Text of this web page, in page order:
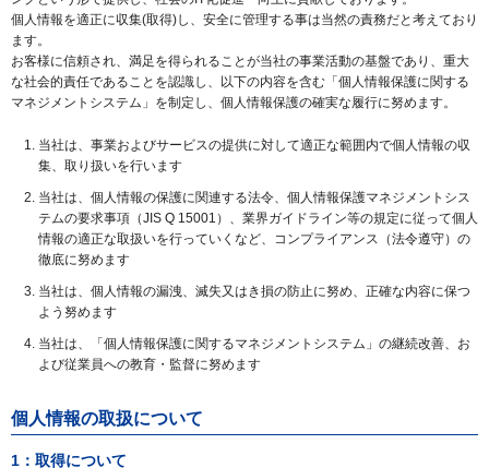
個人情報を適正に収集(取得)し、安全に管理する事は当然の責務だと考えており
ます。
お客様に信頼され、満足を得られることが当社の事業活動の基盤であり、重大
な社会的責任であることを認識し、以下の内容を含む「個人情報保護に関する
マネジメントシステム」を制定し、個人情報保護の確実な履行に努めます。
当社は、事業およびサービスの提供に対して適正な範囲内で個人情報の収
集、取り扱いを行います
当社は、個人情報の保護に関連する法令、個人情報保護マネジメントシス
テムの要求事項（JIS Q 15001）、業界ガイドライン等の規定に従って個人
情報の適正な取扱いを行っていくなど、コンプライアンス（法令遵守）の
徹底に努めます
当社は、個人情報の漏洩、滅失又はき損の防止に努め、正確な内容に保つ
よう努めます
当社は、「個人情報保護に関するマネジメントシステム」の継続改善、お
よび従業員への教育・監督に努めます
個人情報の取扱について
1：取得について